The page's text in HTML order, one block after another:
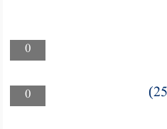
0
0